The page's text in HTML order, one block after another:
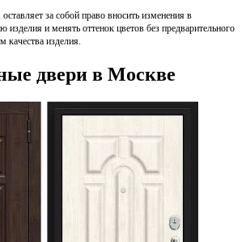
за собой право вносить изменения в
изделия и менять оттенок цветов без предварительного
качества изделия.
двери в Москве